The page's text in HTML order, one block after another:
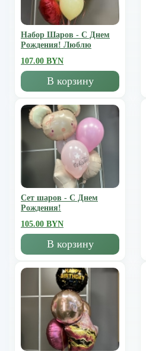
Набор Шаров - С Днем
Рождения! Люблю
107.00 BYN
В корзину
Сет шаров - С Днем
Рождения!
105.00 BYN
В корзину